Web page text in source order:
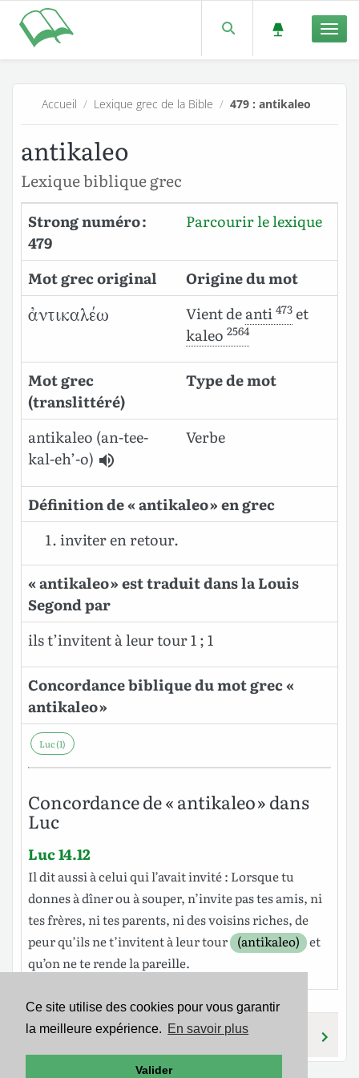
Ce site utilise des cookies pour vous garantir
la meilleure expérience. En savoir plus
Valider
Accueil / Lexique grec de la Bible /479 : antikaleo
antikaleo
Lexique biblique grec
Strong numéro :
479
Parcourir le lexique
Mot grec original Origine du mot
ἀντικαλέω Vient deanti 473 et
kaleo 2564
Mot grec
(translittéré)
Type de mot
antikaleo (an-tee-
kal-eh’-o)
Verbe
Définition de « antikaleo » en grec
inviter en retour.
« antikaleo » est traduit dans la Louis
Segond par
ils t’invitent à leur tour 1 ; 1
Concordance biblique du mot grec «
antikaleo »
Luc (1)
Concordance de « antikaleo » dans
Luc
Luc 14.12
Ilditaussià celui quil’avaitinvité: Lorsquetu
donnesàdînerouàsouper,n’invitepastesamis,ni
tesfrères,nitesparents,nidesvoisinsriches, de
peurqu’ilsnet’invitent à leur tour (antikaleo) et
qu’on neterendelapareille.
ANTIKATHISTEMI ANTIKEIMAI